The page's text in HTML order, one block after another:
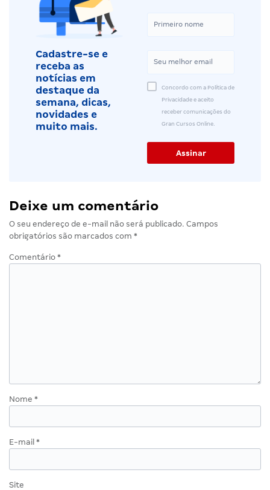
Cadastre-se e
receba as
notícias em
destaque da
semana, dicas,
novidades e
muito mais.
Concordo com a Política de
Privacidade e aceito
receber comunicações do
Gran Cursos Online.
Deixe um comentário
O seu endereço de e-mail não será publicado. Campos
obrigatórios são marcados com *
Comentário *
Nome *
E-mail *
Site